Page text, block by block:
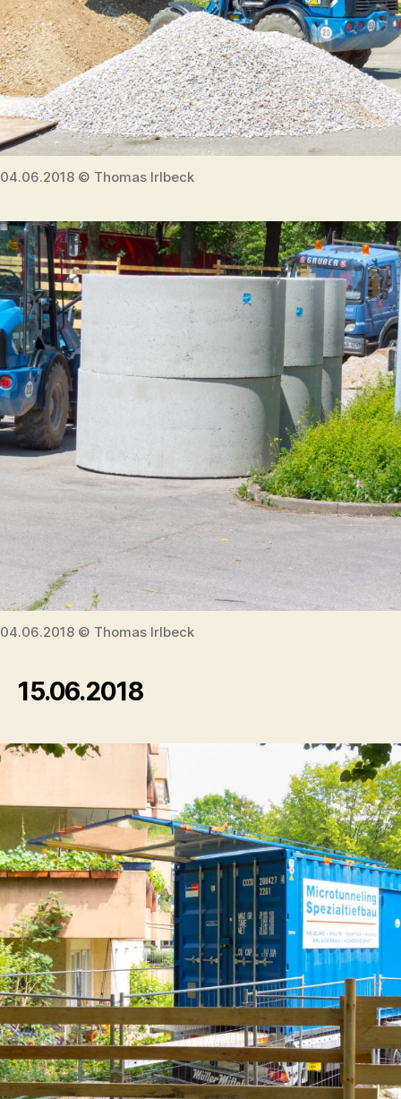
04.06.2018 © Thomas Irlbeck
04.06.2018 © Thomas Irlbeck
15.06.2018